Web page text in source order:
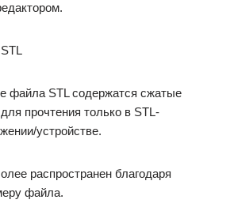
файла STL содержатся сжатые
прочтения только в STL-
устройстве.
распространен благодаря
файла.